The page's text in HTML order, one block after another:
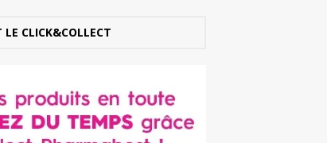
LE CLICK&COLLECT